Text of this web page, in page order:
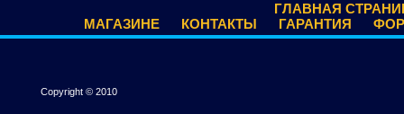
ГЛАВНАЯ
МАГАЗИНЕ
КОНТАКТЫ ГАРАНТИЯ
Copyright © 2010